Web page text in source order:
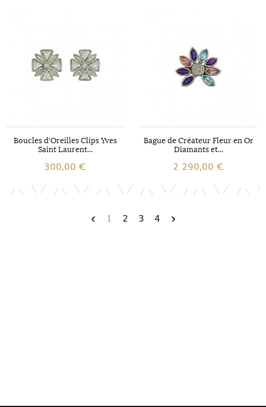
Boucles d'Oreilles Clips Yves
Saint Laurent...
300,00 €
Bague de Créateur Fleur en Or
Diamants et...
2 290,00 €
1 2 3 4